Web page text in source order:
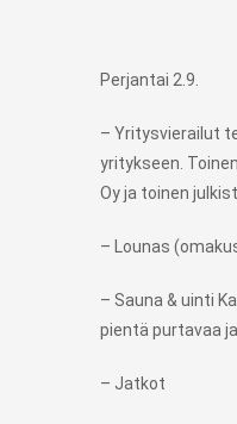
Perjantai 2.9.
– Yritysvierailut
yritykseen.
Oy ja toinen
– Lounas
– Sauna & uinti
pientä purtavaa
– Jatkot